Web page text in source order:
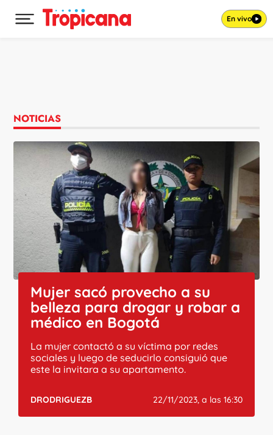
Desplegar menú principal En vivo
NOTICIAS
Mujer sacó provecho a su
belleza para drogar y robar a
médico en Bogotá
La mujer contactó a su víctima por redes
sociales y luego de seducirlo consiguió que
este la invitara a su apartamento.
DRODRIGUEZB 22/11/2023, a las 16:30